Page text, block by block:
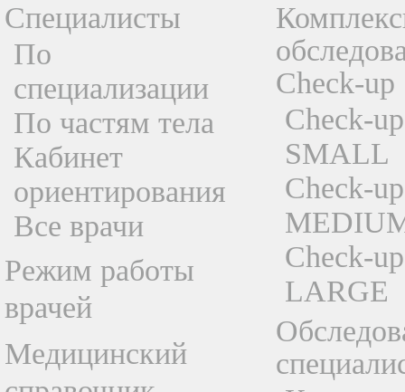
Специалисты
По
специализации
По частям тела
Кабинет
ориентирования
Все врачи
Режим работы
врачей
Медицинский
Check-up
Check-up
SMALL
Check-up
Check-up
LARGE